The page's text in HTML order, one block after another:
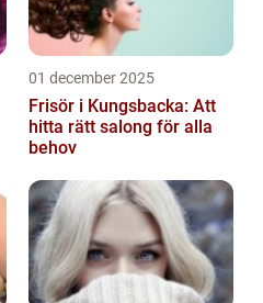
01 december 2025
Frisör i Kungsbacka: Att
hitta rätt salong för alla
behov